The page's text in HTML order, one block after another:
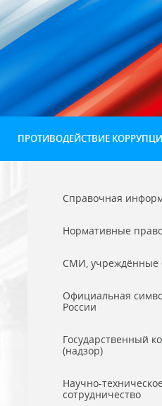
ПРОТИВОДЕЙСТВИЕ
Справочная
Нормативные
СМИ, учреждённые
Официальная
России
Государственный
(надзор)
Научно-техническое
сотрудничество